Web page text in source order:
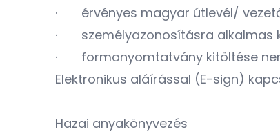
· érvényes magyar útlevél/
· személyazonosításra alkalmas
· formanyomtatvány kitöltése
Elektronikus aláírással (E-sign)
Hazai anyakönyvezés